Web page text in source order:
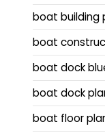
boat building
boat
boat dock
boat dock
boat floor